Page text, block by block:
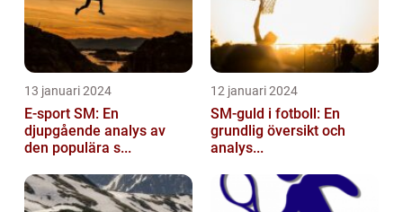
13 januari 2024
E-sport SM: En
djupgående analys av
den populära s...
12 januari 2024
SM-guld i fotboll: En
grundlig översikt och
analys...